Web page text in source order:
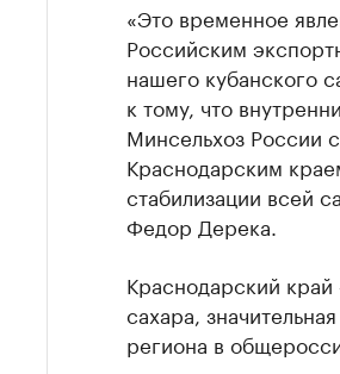
«Это временное
Российским
нашего кубанского
к тому, что
Минсельхоз России
Краснодарским
стабилизации всей
Федор Дерека.
Краснодарский
сахара,
региона в